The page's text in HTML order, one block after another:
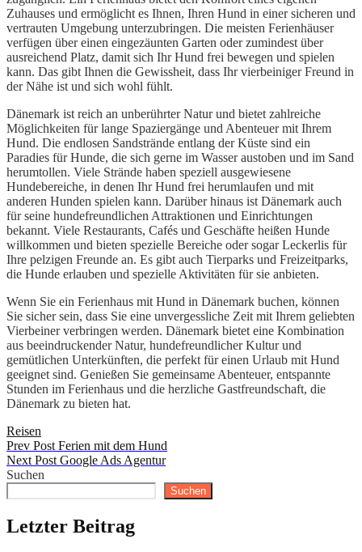
Zuhauses und ermöglicht es Ihnen, Ihren Hund in einer sicheren und
vertrauten Umgebung unterzubringen. Die meisten Ferienhäuser
verfügen über einen eingezäunten Garten oder zumindest über
ausreichend Platz, damit sich Ihr Hund frei bewegen und spielen
kann. Das gibt Ihnen die Gewissheit, dass Ihr vierbeiniger Freund in
der Nähe ist und sich wohl fühlt.
Dänemark ist reich an unberührter Natur und bietet zahlreiche
Möglichkeiten für lange Spaziergänge und Abenteuer mit Ihrem
Hund. Die endlosen Sandstrände entlang der Küste sind ein
Paradies für Hunde, die sich gerne im Wasser austoben und im Sand
herumtollen. Viele Strände haben speziell ausgewiesene
Hundebereiche, in denen Ihr Hund frei herumlaufen und mit
anderen Hunden spielen kann. Darüber hinaus ist Dänemark auch
für seine hundefreundlichen Attraktionen und Einrichtungen
bekannt. Viele Restaurants, Cafés und Geschäfte heißen Hunde
willkommen und bieten spezielle Bereiche oder sogar Leckerlis für
Ihre pelzigen Freunde an. Es gibt auch Tierparks und Freizeitparks,
die Hunde erlauben und spezielle Aktivitäten für sie anbieten.
Wenn Sie ein Ferienhaus mit Hund in Dänemark buchen, können
Sie sicher sein, dass Sie eine unvergessliche Zeit mit Ihrem geliebten
Vierbeiner verbringen werden. Dänemark bietet eine Kombination
aus beeindruckender Natur, hundefreundlicher Kultur und
gemütlichen Unterkünften, die perfekt für einen Urlaub mit Hund
geeignet sind. Genießen Sie gemeinsame Abenteuer, entspannte
Stunden im Ferienhaus und die herzliche Gastfreundschaft, die
Dänemark zu bieten hat.
Categories
Reisen
Beitragsnavigation
Previous
Post
Prev Post Ferien mit dem Hund
Next
Post
Next Post Google Ads Agentur
Suchen
Suchen
Letzter Beitrag